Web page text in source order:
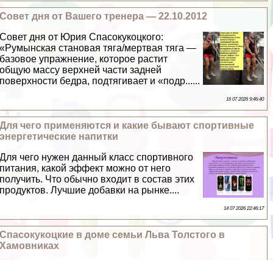
Совет дня от Вашего тренера — 22.10.2012
Совет дня от Юрия Спасокукоцкого:
«Румынская становая тяга/мертвая тяга —
базовое упражнение, которое растит
общую массу верхней части задней
поверхности бедра, подтягивает и «подр......
16 07 2026 9:46:40
Для чего применяются и какие бывают спортивные
энергетические напитки
Для чего нужен данный класс спортивного
питания, какой эффект можно от него
получить. Что обычно входит в состав этих
продуктов. Лучшие добавки на рынке....
14 07 2026 22:46:17
Спасокукоцкие в доме семьи Льва Толстого в
Хамовниках